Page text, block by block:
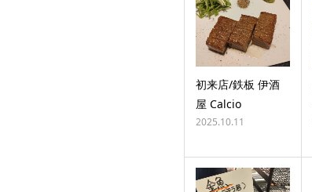
初来店/鉄板 伊酒
屋 Calcio
2025.10.11